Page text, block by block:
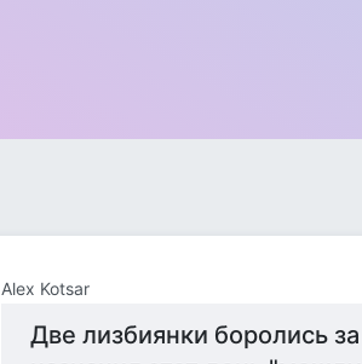
Alex Kotsar
Две лизбиянки боролись